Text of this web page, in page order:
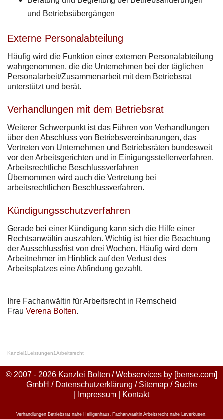
und Betriebsübergängen
Externe Personalabteilung
Häufig wird die Funktion einer externen Personalabteilung
wahrgenommen, die die Unternehmen bei der täglichen
Personalarbeit/Zusammenarbeit mit dem Betriebsrat
unterstützt und berät.
Verhandlungen mit dem Betriebsrat
Weiterer Schwerpunkt ist das Führen von Verhandlungen
über den Abschluss von Betriebsvereinbarungen, das
Vertreten von Unternehmen und Betriebsräten bundesweit
vor den Arbeitsgerichten und in Einigungsstellenverfahren.
Arbeitsrechtliche Beschlussverfahren
Übernommen wird auch die Vertretung bei
arbeitsrechtlichen Beschlussverfahren.
Kündigungsschutzverfahren
Gerade bei einer Kündigung kann sich die Hilfe einer
Rechtsanwältin auszahlen. Wichtig ist hier die Beachtung
der Ausschlussfrist von drei Wochen. Häufig wird dem
Arbeitnehmer im Hinblick auf den Verlust des
Arbeitsplatzes eine Abfindung gezahlt.
Ihre Fachanwältin für Arbeitsrecht in Remscheid
Frau Verena Bolten.
Kanzlei1 Leistungen1Arbeitsrecht
© 2007 - 2026 Kanzlei Bolten / Webservices by [bense.com]
GmbH / Datenschutzerklärung / Sitemap/ Suche
Impressum Kontakt
Verhandlungen Betriebsrat nahe Heiligenhaus Fachanwaeltin Arbeitsrecht nahe Leverkusen